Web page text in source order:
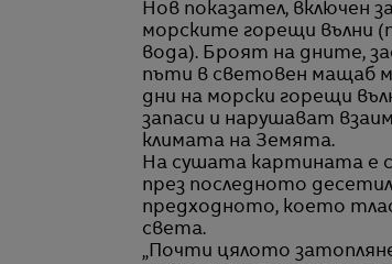
Нов показател, включен
морските горещи вълни
вода). Броят на дните,
пъти в световен мащаб
дни на морски горещи
запаси и нарушават
климата на Земята.
На сушата картината е
през последното
предходното, което
света.
„Почти цялото